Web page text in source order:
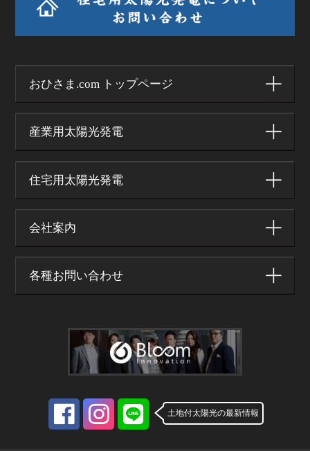
おひさま.com トップページ
産業用太陽光発電
住宅用太陽光発電
会社案内
各種お問い合わせ
土地付太陽光の最新情報